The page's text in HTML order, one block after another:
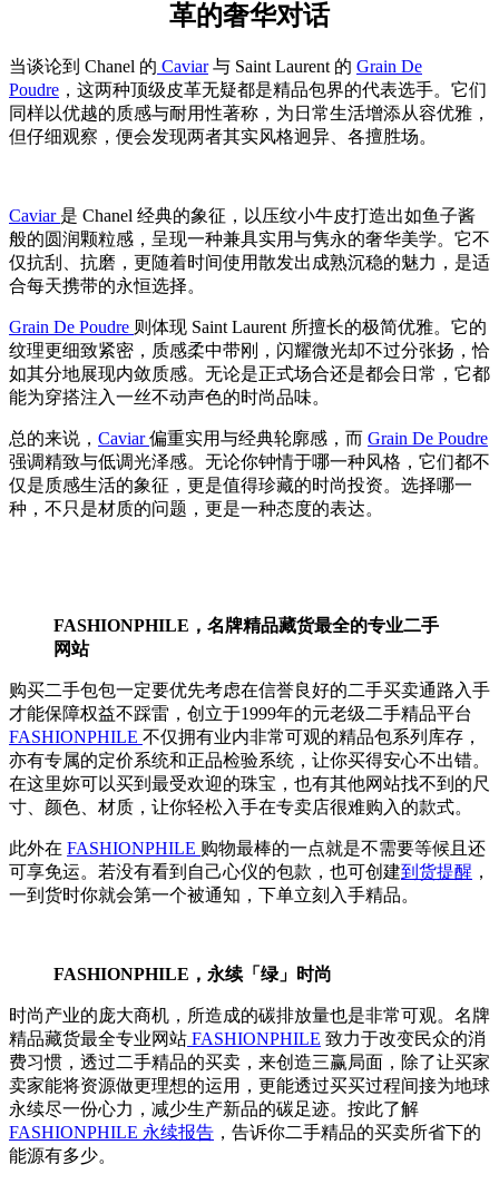
革的奢华对话
当谈论到 Chanel 的 Caviar与 Saint Laurent 的 Grain De
Poudre ，这两种顶级皮革无疑都是精品包界的代表选手。它们
同样以优越的质感与耐用性著称，为日常生活增添从容优雅，
但仔细观察，便会发现两者其实风格迥异、各擅胜场。
Caviar 是 Chanel 经典的象征，以压纹小牛皮打造出如鱼子酱
般的圆润颗粒感，呈现一种兼具实用与隽永的奢华美学。它不
仅抗刮、抗磨，更随着时间使用散发出成熟沉稳的魅力，是适
合每天携带的永恒选择。
Grain De Poudre 则体现 Saint Laurent 所擅长的极简优雅。它的
纹理更细致紧密，质感柔中带刚，闪耀微光却不过分张扬，恰
如其分地展现内敛质感。无论是正式场合还是都会日常，它都
能为穿搭注入一丝不动声色的时尚品味。
总的来说， Caviar偏重实用与经典轮廓感，而 Grain De Poudre
强调精致与低调光泽感。无论你钟情于哪一种风格，它们都不
仅是质感生活的象征，更是值得珍藏的时尚投资。选择哪一
种，不只是材质的问题，更是一种态度的表达。
FASHIONPHILE，名牌精品藏货最全的专业二手
网站
购买二手包包一定要优先考虑在信誉良好的二手买卖通路入手
才能保障权益不踩雷，创立于1999年的元老级二手精品平台
FASHIONPHILE 不仅拥有业内非常可观的精品包系列库存，
亦有专属的定价系统和正品检验系统，让你买得安心不出错。
在这里妳可以买到最受欢迎的珠宝，也有其他网站找不到的尺
寸、颜色、材质，让你轻松入手在专卖店很难购入的款式。
此外在 FASHIONPHILE 购物最棒的一点就是不需要等候且还
可享免运。若没有看到自己心仪的包款，也可创建到货提醒 ，
一到货时你就会第一个被通知，下单立刻入手精品。
FASHIONPHILE，永续「绿」时尚
时尚产业的庞大商机，所造成的碳排放量也是非常可观。名牌
精品藏货最全专业网站 FASHIONPHILE 致力于改变民众的消
费习惯，透过二手精品的买卖，来创造三赢局面，除了让买家
卖家能将资源做更理想的运用，更能透过买买过程间接为地球
永续尽一份心力，减少生产新品的碳足迹。按此了解
FASHIONPHILE 永续报告 ，告诉你二手精品的买卖所省下的
能源有多少。